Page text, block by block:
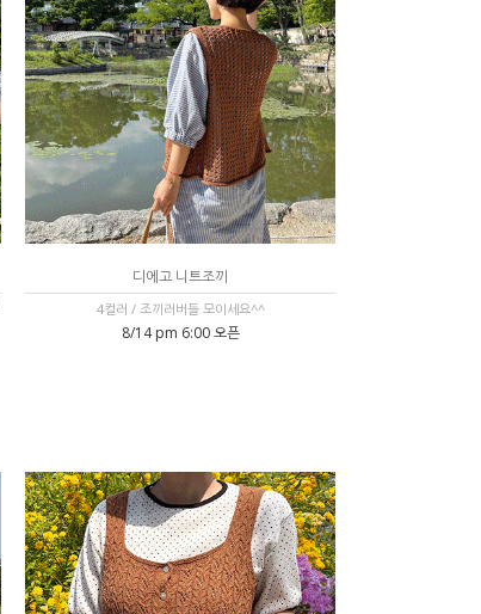
디에고 니트조끼
4컬러 / 조끼러버들 모이세요^^
8/14 pm 6:00 오픈